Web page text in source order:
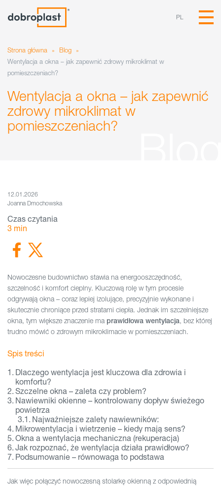
PL
Strona główna » Blog
»
Wentylacja a okna – jak zapewnić zdrowy mikroklimat w
pomieszczeniach?
Wentylacja a okna – jak zapewnić
zdrowy mikroklimat w
pomieszczeniach?
Nowoczesne budownictwo stawia na energooszczędność,
szczelność i komfort cieplny. Kluczową rolę w tym procesie
odgrywają okna – coraz lepiej izolujące, precyzyjnie wykonane i
skutecznie chroniące przed stratami ciepła. Jednak im szczelniejsze
okna, tym większe znaczenie ma prawidłowa wentylacja, bez której
trudno mówić o zdrowym mikroklimacie w pomieszczeniach.
Spis treści
Dlaczego wentylacja jest kluczowa dla zdrowia i
komfortu?
Szczelne okna – zaleta czy problem?
Nawiewniki okienne – kontrolowany dopływ świeżego
powietrza
Najważniejsze zalety nawiewników:
Mikrowentylacja i wietrzenie – kiedy mają sens?
Okna a wentylacja mechaniczna (rekuperacja)
Jak rozpoznać, że wentylacja działa prawidłowo?
Podsumowanie – równowaga to podstawa
Jak więc połączyć nowoczesną stolarkę okienną z odpowiednią
12.01.2026
Joanna Dmochowska
Czas czytania
3 min